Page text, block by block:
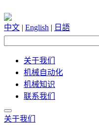
中文 | English | 日語
关于我们
机械自动化
机械知识
联系我们
关于我们